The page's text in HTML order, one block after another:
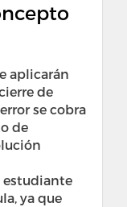
aplicarán
de
se cobra
de
estudiante
ya que